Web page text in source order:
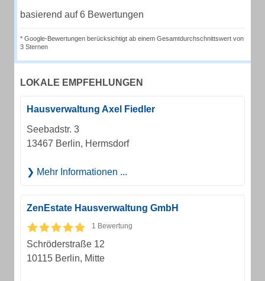
basierend auf 6 Bewertungen
* Google-Bewertungen berücksichtigt ab einem Gesamtdurchschnittswert von
3 Sternen
LOKALE EMPFEHLUNGEN
Hausverwaltung Axel Fiedler
Seebadstr. 3
13467 Berlin, Hermsdorf
Mehr Informationen ...
ZenEstate Hausverwaltung GmbH
1 Bewertung
Schröderstraße 12
10115 Berlin, Mitte